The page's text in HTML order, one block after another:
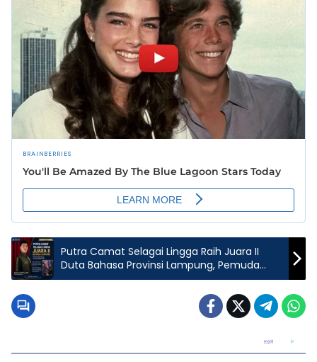
Putra Camat Selagai Lingga Raih Juara II
Duta Bahasa Provinsi Lampung, Pemuda
Lampung Tengah Beri Apresiasi